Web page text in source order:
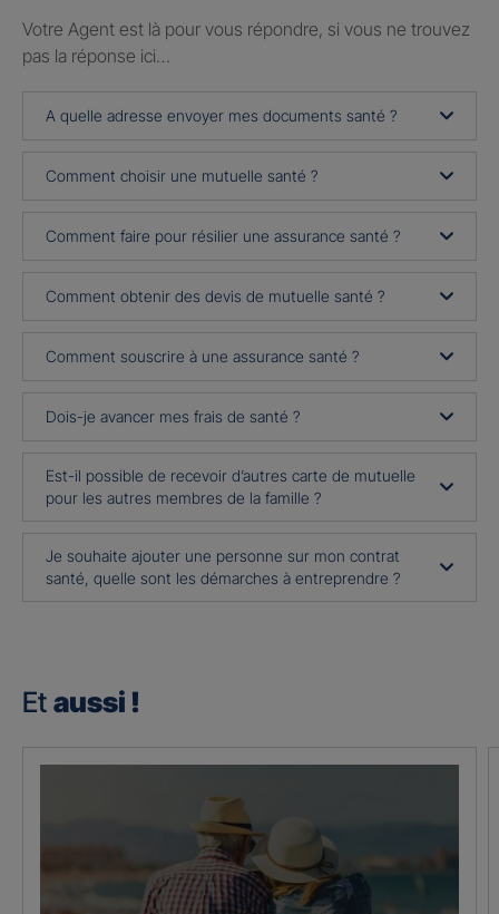
Votre Agent est là pour vous répondre, si vous ne trouvez
pas la réponse ici…
A quelle adresse envoyer mes documents santé ?
Comment choisir une mutuelle santé ?
Comment faire pour résilier une assurance santé ?
Comment obtenir des devis de mutuelle santé ?
Comment souscrire à une assurance santé ?
Dois-je avancer mes frais de santé ?
Est-il possible de recevoir d’autres carte de mutuelle
pour les autres membres de la famille ?
Je souhaite ajouter une personne sur mon contrat
santé, quelle sont les démarches à entreprendre ?
Et aussi !